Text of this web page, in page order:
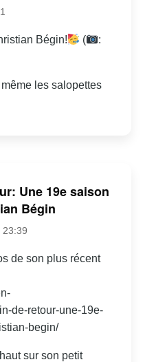
Bégin! (
:
les salopettes
Une 19e saison
Bégin
23:39
de son plus récent
de-retour-une-19e-
begin/
sur son petit